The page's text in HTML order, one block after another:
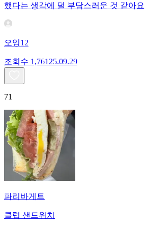
했다는 생각에 덜 부담스러운 것 같아요
오잉12
조회수 1,761 25.09.29
71
파리바게트
클럽 샌드위치